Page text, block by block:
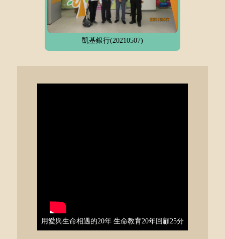
凱基銀行(20210507)
用愛與生命相遇的20年 生命教育20年回顧25分